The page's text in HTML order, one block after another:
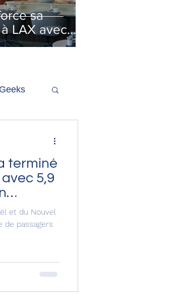
sa
LAX avec
de la
terminé
5,9
et du Nouvel
de passagers